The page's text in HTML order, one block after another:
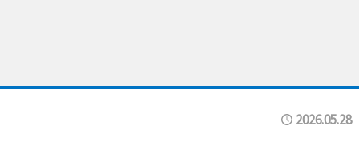
2026.05.28